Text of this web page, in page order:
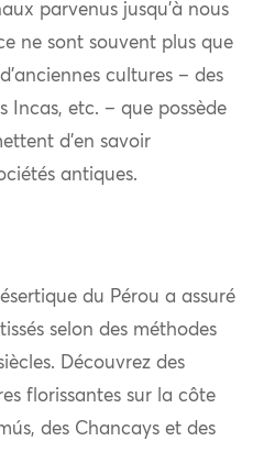
parvenus jusqu’à nous
ne sont souvent plus que
cultures – des
Incas, etc. – que possède
d’en savoir
antiques.
du Pérou a assuré
selon des méthodes
Découvrez des
florissantes sur la côte
des Chancays et des